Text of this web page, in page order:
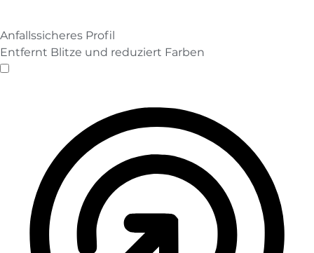
Anfallssicheres Profil
Entfernt Blitze und reduziert Farben
Anfallssicheres Profil